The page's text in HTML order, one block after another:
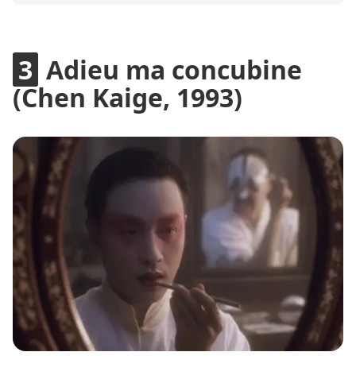
Adieu ma concubine
(Chen Kaige, 1993)